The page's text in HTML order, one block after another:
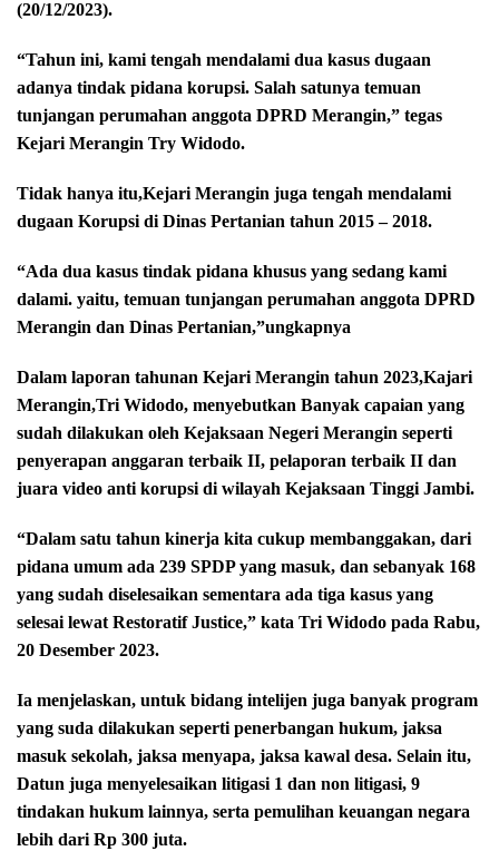
(20/12/2023).
“Tahun ini, kami tengah mendalami dua kasus dugaan
adanya tindak pidana korupsi. Salah satunya temuan
tunjangan perumahan anggota DPRD Merangin,” tegas
Kejari Merangin Try Widodo.
Tidak hanya itu,Kejari Merangin juga tengah mendalami
dugaan Korupsi di Dinas Pertanian tahun 2015 – 2018.
“Ada dua kasus tindak pidana khusus yang sedang kami
dalami. yaitu, temuan tunjangan perumahan anggota DPRD
Merangin dan Dinas Pertanian,”ungkapnya
Dalam laporan tahunan Kejari Merangin tahun 2023,Kajari
Merangin,Tri Widodo, menyebutkan Banyak capaian yang
sudah dilakukan oleh Kejaksaan Negeri Merangin seperti
penyerapan anggaran terbaik II, pelaporan terbaik II dan
juara video anti korupsi di wilayah Kejaksaan Tinggi Jambi.
“Dalam satu tahun kinerja kita cukup membanggakan, dari
pidana umum ada 239 SPDP yang masuk, dan sebanyak 168
yang sudah diselesaikan sementara ada tiga kasus yang
selesai lewat Restoratif Justice,” kata Tri Widodo pada Rabu,
20 Desember 2023.
Ia menjelaskan, untuk bidang intelijen juga banyak program
yang suda dilakukan seperti penerbangan hukum, jaksa
masuk sekolah, jaksa menyapa, jaksa kawal desa. Selain itu,
Datun juga menyelesaikan litigasi 1 dan non litigasi, 9
tindakan hukum lainnya, serta pemulihan keuangan negara
lebih dari Rp 300 juta.